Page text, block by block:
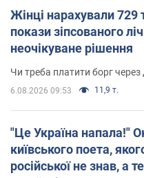
Жінці нарахували 729
покази зіпсованого
неочікуване рішення
Чи треба платити борг
6.08.2026 09:53 11,9 т.
"Це Україна напала!"
київського поета,
російської не знав, а